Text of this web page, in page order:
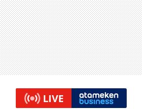
LIVE